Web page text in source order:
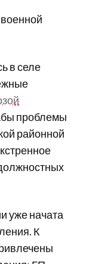
в селе
проблемы
районной
уже начата
К